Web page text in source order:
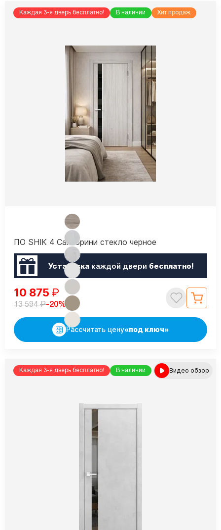
Каждая 3-я дверь бесплатно! В наличии Хит продаж
ПО SHIK 4 Санторини стекло черное
Установкакаждой двери бесплатно!
10 875 ₽
13 594₽-20%
Рассчитать цену«под ключ»
Каждая 3-я дверь бесплатно! В наличии Видео обзор